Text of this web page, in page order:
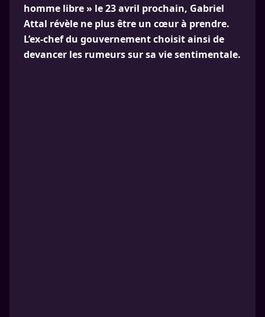
homme libre » le 23 avril prochain, Gabriel
Attal révèle ne plus être un cœur à prendre.
L’ex-chef du gouvernement choisit ainsi de
devancer les rumeurs sur sa vie sentimentale.